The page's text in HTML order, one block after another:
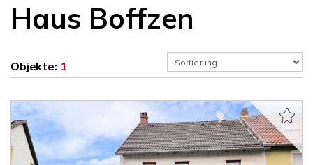
Haus Boffzen
Objekte: 1